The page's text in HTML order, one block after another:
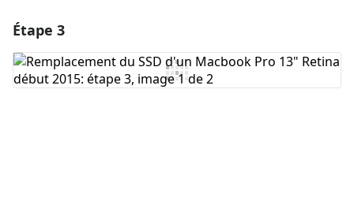
Ajouter un commentaire
Étape 3